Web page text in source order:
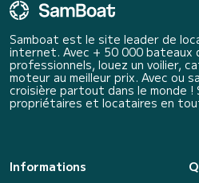
Samboat est le site leader de
internet. Avec + 50 000 bateaux
professionnels, louez un voilier,
moteur au meilleur prix. Avec ou
croisière partout dans le monde !
propriétaires et locataires en
Informations